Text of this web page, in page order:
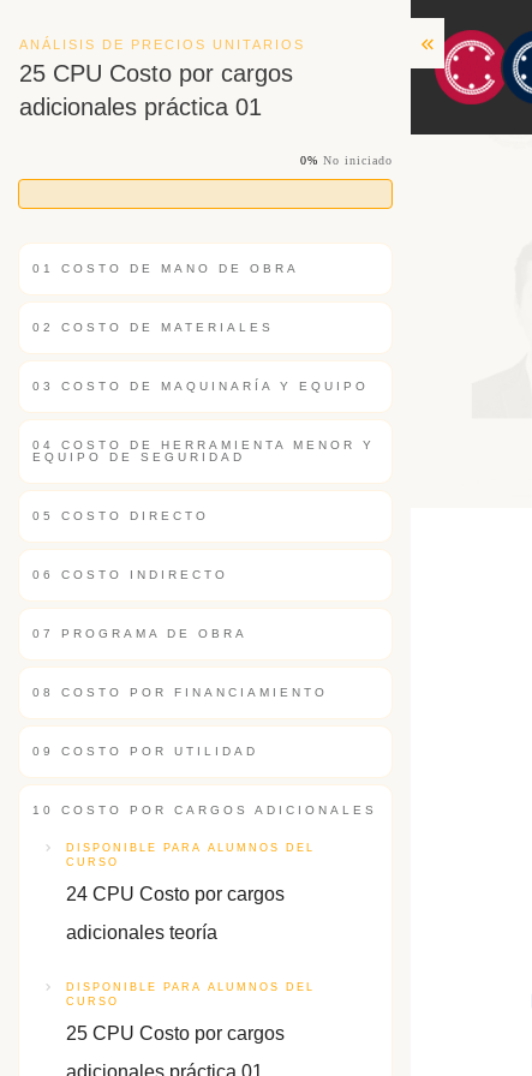
ANÁLISIS DE PRECIOS UNITARIOS
25 CPU Costo por cargos
adicionales práctica 01
0% No iniciado
01 COSTO DE MANO DE OBRA
02 COSTO DE MATERIALES
03 COSTO DE MAQUINARÍA Y EQUIPO
04 COSTO DE HERRAMIENTA MENOR Y
EQUIPO DE SEGURIDAD
05 COSTO DIRECTO
06 COSTO INDIRECTO
07 PROGRAMA DE OBRA
08 COSTO POR FINANCIAMIENTO
09 COSTO POR UTILIDAD
10 COSTO POR CARGOS ADICIONALES
DISPONIBLE PARA ALUMNOS DEL
CURSO
24 CPU Costo por cargos
adicionales teoría
DISPONIBLE PARA ALUMNOS DEL
CURSO
25 CPU Costo por cargos
adicionales práctica 01